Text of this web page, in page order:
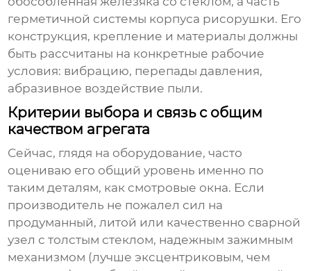
герметичной системы корпуса рисорушки. Его
конструкция, крепление и материалы должны
быть рассчитаны на конкретные рабочие
условия: вибрацию, перепады давления,
абразивное воздействие пыли.
Критерии выбора и связь с общим
качеством агрегата
Сейчас, глядя на оборудование, часто
оцениваю его общий уровень именно по
таким деталям, как смотровые окна. Если
производитель не пожалел сил на
продуманный, литой или качественно сварной
узел с толстым стеклом, надежным зажимным
механизмом (лучше эксцентриковым, чем